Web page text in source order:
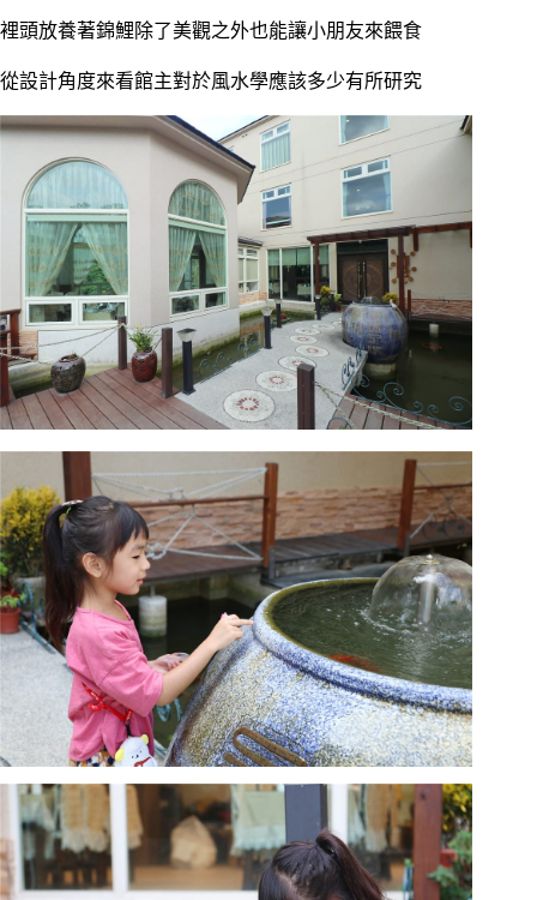
裡頭放養著錦鯉除了美觀之外也能讓小朋友來餵食
從設計角度來看館主對於風水學應該多少有所研究